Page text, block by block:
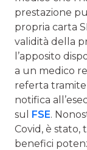
prestazione
propria carta
validità della
l’apposito
a un medico
referta tramite
notifica
sul FSE.
Covid, è stato,
benefici